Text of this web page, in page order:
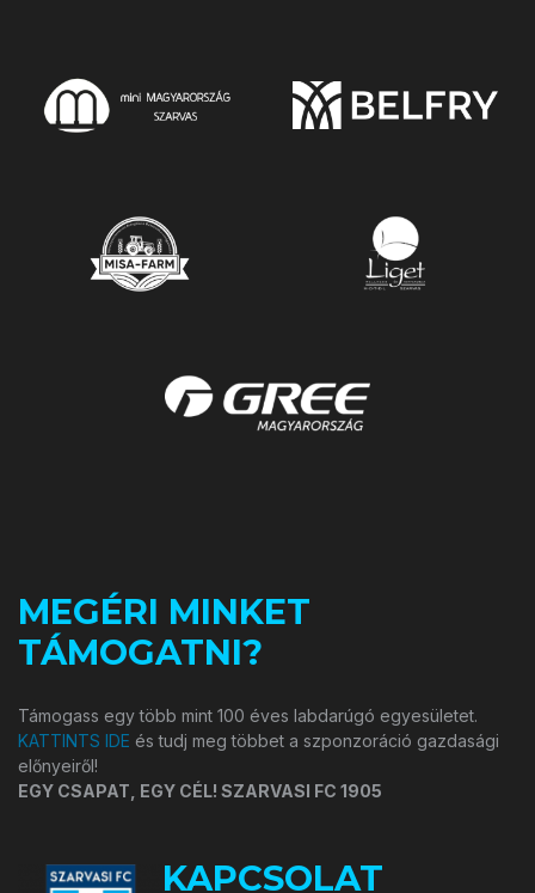
MEGÉRI MINKET
TÁMOGATNI?
Támogass egy több mint 100 éves labdarúgó egyesületet.
KATTINTS IDE és tudj meg többet a szponzoráció gazdasági
előnyeiről!
EGY CSAPAT, EGY CÉL! SZARVASI FC 1905
KAPCSOLAT